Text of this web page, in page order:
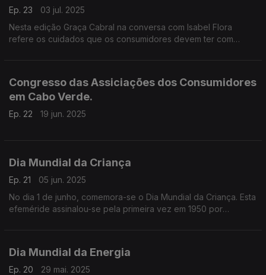
Ep. 23
03 jul. 2025
Nesta edição Graça Cabral na conversa com Isabel Flora
refere os cuidados que os consumidores devem ter com
Congresso das Assiciações dos Consumidores
em Cabo Verde.
Ep. 22 19 jun. 2025
Dia Mundial da Criança
Ep. 21
05 jun. 2025
No dia 1 de junho, comemora-se o Dia Mundial da Criança. Esta
efeméride assinalou-se pela primeira vez em 1950 por
Dia Mundial da Energia
Ep. 20
29 mai. 2025